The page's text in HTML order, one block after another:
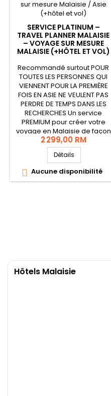
SERVICE PLATINUM –
TRAVEL PLANNER MALAISIE
– VOYAGE SUR MESURE
MALAISIE (+HÔTEL ET VOL)
Recommandé surtout POUR
TOUTES LES PERSONNES QUI
VIENNENT POUR LA PREMIÈRE
FOIS EN ASIE NE VEULENT PAS
PERDRE DE TEMPS DANS LES
RECHERCHES Un service
PREMIUM pour créer votre
voyage en Malaisie de façon
personnalisée. Le service
comprend : Les échanges
privés par Whatsapp
(appels, messages) et e-
mails, sans limite, jusqu'à
2 299,00 RM
Détails
 Aucune disponibilité
Hôtels Malaisie